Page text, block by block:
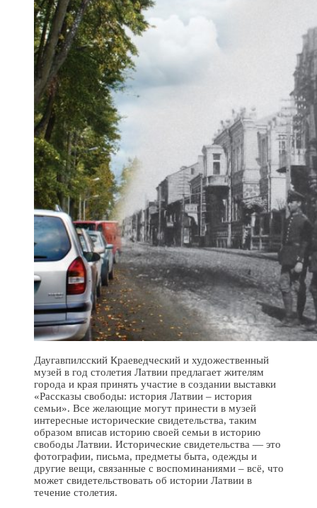
Даугавпилсский Краеведческий и художественный
музей в год столетия Латвии предлагает жителям
города и края принять участие в создании выставки
«Рассказы свободы: история Латвии – история
семьи». Все желающие могут принести в музей
интересные исторические свидетельства, таким
образом вписав историю своей семьи в историю
свободы Латвии. Исторические свидетельства — это
фотографии, письма, предметы быта, одежды и
другие вещи, связанные с воспоминаниями – всё, что
может свидетельствовать об истории Латвии в
течение столетия.